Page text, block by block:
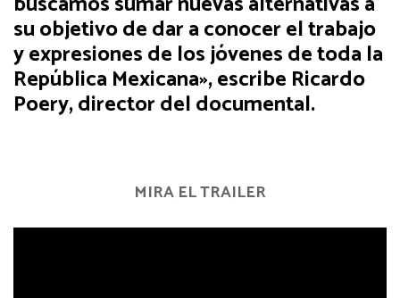
su objetivo de dar a conocer el trabajo
y expresiones de los jóvenes de toda la
República Mexicana», escribe Ricardo
Poery, director del documental.
MIRA EL TRAILER